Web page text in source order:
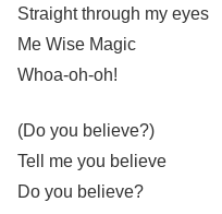
Straight through my eyes
Me Wise Magic
Whoa-oh-oh!
(Do you believe?)
Tell me you believe
Do you believe?